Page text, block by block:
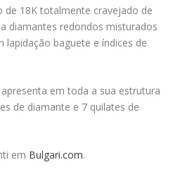
18K totalmente cravejado de
diamantes redondos misturados
lapidação baguete e índices de
em toda a sua estrutura
de diamante e 7 quilates de
em Bulgari.com.